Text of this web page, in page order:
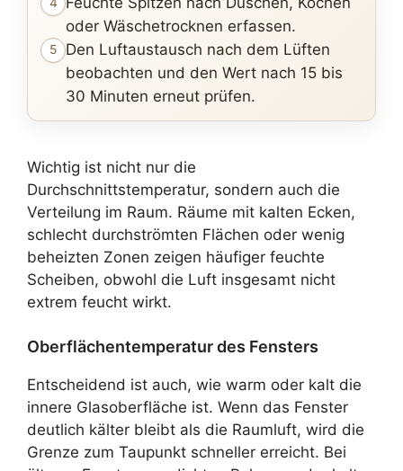
oder Wäschetrocknen erfassen.
5
Den Luftaustausch nach dem Lüften
beobachten und den Wert nach 15 bis
30 Minuten erneut prüfen.
Wichtig ist nicht nur die
Durchschnittstemperatur, sondern auch die
Verteilung im Raum. Räume mit kalten Ecken,
schlecht durchströmten Flächen oder wenig
beheizten Zonen zeigen häufiger feuchte
Scheiben, obwohl die Luft insgesamt nicht
extrem feucht wirkt.
Oberflächentemperatur des Fensters
Entscheidend ist auch, wie warm oder kalt die
innere Glasoberfläche ist. Wenn das Fenster
deutlich kälter bleibt als die Raumluft, wird die
Grenze zum Taupunkt schneller erreicht. Bei